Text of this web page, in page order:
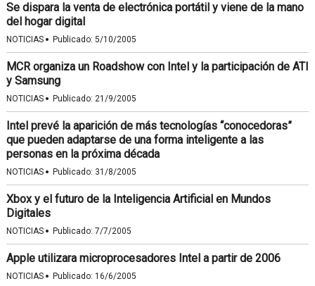
Se dispara la venta de electrónica portátil y viene de la mano
del hogar digital
NOTICIAS · Publicado: 5/10/2005
MCR organiza un Roadshow con Intel y la participación de ATI
y Samsung
NOTICIAS · Publicado: 21/9/2005
Intel prevé la aparición de más tecnologías “conocedoras”
que pueden adaptarse de una forma inteligente a las
personas en la próxima década
NOTICIAS · Publicado: 31/8/2005
Xbox y el futuro de la Inteligencia Artificial en Mundos
Digitales
NOTICIAS · Publicado: 7/7/2005
Apple utilizara microprocesadores Intel a partir de 2006
NOTICIAS · Publicado: 16/6/2005